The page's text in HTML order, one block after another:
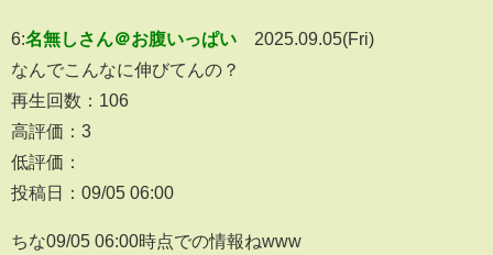
6:名無しさん＠お腹いっぱい
2025.09.05(Fri)
なんでこんなに伸びてんの？
再生回数：106
高評価：3
低評価：
投稿日：09/05 06:00
ちな09/05 06:00時点での情報ねwww